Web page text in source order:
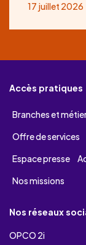
17 juillet 2026
Accès pratiques
Branches et
Offre de services
Espace presse
Nos missions
Nos réseaux
OPCO 2i